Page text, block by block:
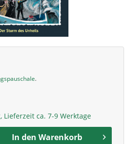
.
ca. 7-9 Werktage
In den Warenkorb